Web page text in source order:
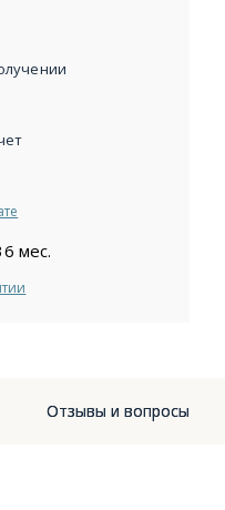
мес.
Отзывы и вопросы